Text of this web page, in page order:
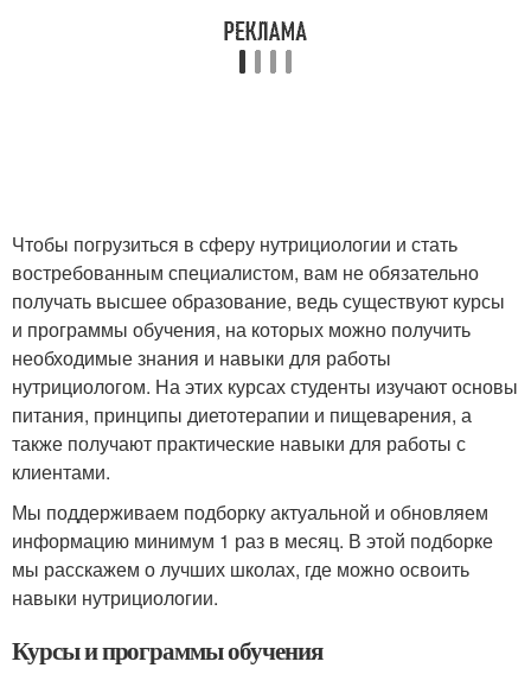
Чтобы погрузиться в сферу нутрициологии и стать
востребованным специалистом, вам не обязательно
получать высшее образование, ведь существуют курсы
и программы обучения, на которых можно получить
необходимые знания и навыки для работы
нутрициологом. На этих курсах студенты изучают основы
питания, принципы диетотерапии и пищеварения, а
также получают практические навыки для работы с
клиентами.
Мы поддерживаем подборку актуальной и обновляем
информацию минимум 1 раз в месяц. В этой подборке
мы расскажем о лучших школах, где можно освоить
навыки нутрициологии.
Курсы и программы обучения